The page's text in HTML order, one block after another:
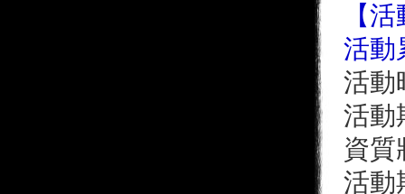
【
活動
活動
活動
資質
活動